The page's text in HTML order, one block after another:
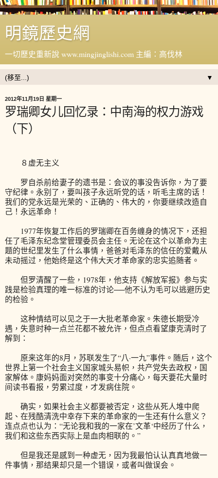
明鏡歷史網
一切歷史重新說 www.mingjinglishi.com 主編：高伐林
▼
2012年11月19日 星期一
罗瑞卿女儿回忆录：中南海的权力游戏
（下）
８虚无主义
罗自杀前给妻子的遗书是：会议的事没告诉你，为了要
守纪律。永别了，要叫孩子永远听党的话，听毛主席的话！
我们的党永远是光荣的、正确的、伟大的，你要继续改造自
己！永远革命！
1977年恢复工作后的罗瑞卿在百务缠身的情况下，还担
任了毛泽东纪念堂管理委员会主任。无论在这个以革命为主
题的世纪里发生了什么事情，爸爸对毛泽东的信任的爱戴从
未动摇过，他始终是这个伟大天才革命家的忠实追随者。
但罗清醒了一些，1978年，他支持《解放军报》参与实
践是检验真理的唯一标准的讨论──他不认为毛可以逃避历史
的检验。
这种情结可以见之于一大批老革命家。朱德长期受冷
遇，失意时种一点兰花都不被允许，但点点看望康克清时了
解到：
原来这年的8月，苏联发生了“八·一九”事件。随后，这个
世界上第一个社会主义国家城头易帜，共产党失去政权，国
家解体。康妈妈面对突然的事变十分痛心，每天要花大量时
间读书看报，劳累过度，才发病住院。
确实，如果社会主义都要被否定，这些从死人堆中爬
起、在残酷清洗中幸存下来的革命家的一生还有什么意义？
连点点也认为：“无论我和我的一家在’文革‘中经历了什么，
我们和这些东西实际上是血肉相联的。”
但是我还是感到一种虚无，因为我最怕认认真真地做一
件事情，那结果却只是一个错误，或者叫做误会。